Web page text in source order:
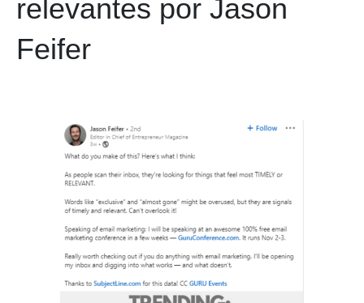
relevantes por Jason
Feifer